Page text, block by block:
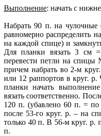
Выполнение: начать с
Набрать 90 п. на
равномерно распределить
на каждой спице) и
Для планки вязать 3 см
перевести петли на
причем набрать во 2-м
или 12 раппортов в круг. р.
планки начать
вязать соответственно.
120 п. (убавлено 60 п. =
после 53-го круг. р. – на
только 40 п. В 56-м круг. р.
п.